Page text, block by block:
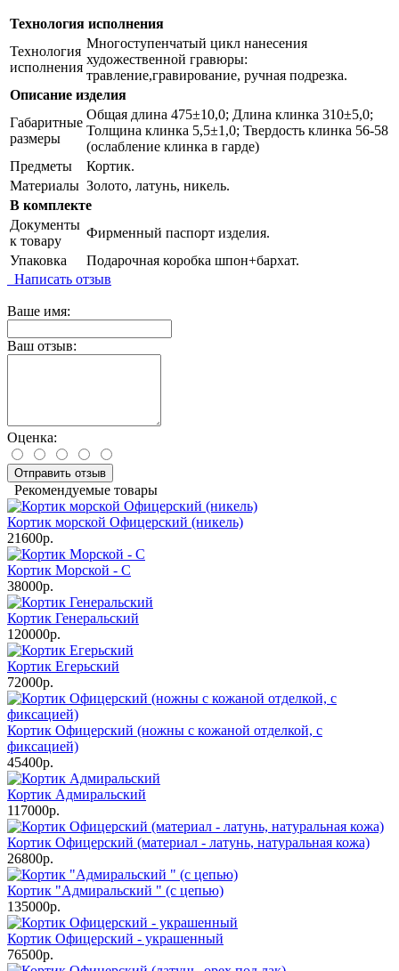
Технология исполнения
Технология
исполнения
Многоступенчатый цикл нанесения
художественной гравюры:
травление,гравирование, ручная подрезка.
Описание изделия
Габаритные
размеры
Общая длина 475±10,0; Длина клинка 310±5,0;
Толщина клинка 5,5±1,0; Твердость клинка 56-58
(ослабление клинка в гарде)
Предметы
Кортик.
Материалы Золото, латунь, никель.
В комплекте
Документы
к товару
Фирменный паспорт изделия.
Упаковка
Подарочная коробка шпон+бархат.
Написать отзыв
Ваше имя:
Ваш отзыв:
Оценка:
Отправить отзыв
Рекомендуемые товары
Кортик морской Офицерский (никель)
21600р.
Кортик Морской - С
38000р.
Кортик Генеральский
120000р.
Кортик Егерьский
72000р.
Кортик Офицерский (ножны с кожаной отделкой, с
фиксацией)
45400р.
Кортик Адмиральский
117000р.
Кортик Офицерский (материал - латунь, натуральная кожа)
26800р.
Кортик "Адмиральский " (с цепью)
135000р.
Кортик Офицерский - украшенный
76500р.